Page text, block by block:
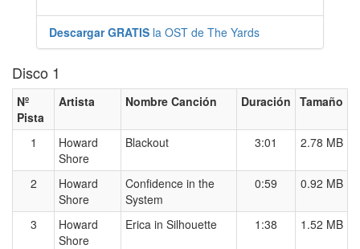
Descargar GRATIS la OST de The Yards
Disco 1
Nº
Pista
Artista Nombre Canción Duración Tamaño
1
Howard
Shore
Blackout 3:01 2.78 MB
2
Howard
Shore
Confidence in the
System
0:59 0.92 MB
3
Howard
Shore
Erica in Silhouette 1:38 1.52 MB